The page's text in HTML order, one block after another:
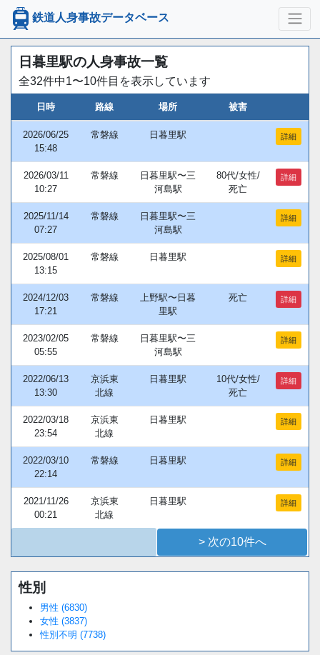
鉄道人身事故データベース
日暮里駅の人身事故一覧
全32件中1〜10件目を表示しています
日時 路線 場所 被害
2026/06/25
15:48
常磐線 日暮里駅 詳細
2026/03/11
10:27
常磐線
日暮里駅〜三
河島駅
80代/女性/
死亡
詳細
2025/11/14
07:27
常磐線
日暮里駅〜三
河島駅
詳細
2025/08/01
13:15
常磐線 日暮里駅 詳細
2024/12/03
17:21
常磐線
上野駅〜日暮
里駅
死亡 詳細
2023/02/05
05:55
常磐線
日暮里駅〜三
河島駅
詳細
2022/06/13
13:30
京浜東
北線
日暮里駅
10代/女性/
死亡
詳細
2022/03/18
23:54
京浜東
北線
日暮里駅 詳細
2022/03/10
22:14
常磐線 日暮里駅 詳細
2021/11/26
00:21
京浜東
北線
日暮里駅 詳細
> 次の10件へ
Unmute
性別
男性 (6830)
女性 (3837)
性別不明 (7738)